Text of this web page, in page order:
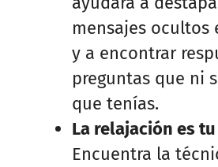
mensajes ocultos
y a encontrar
preguntas que ni
que tenías.
La relajación es
Encuentra la